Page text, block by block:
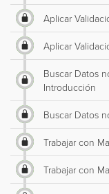
Aplicar
Aplicar
Buscar Datos
Introducción
Buscar Datos
Trabajar con
Trabajar con